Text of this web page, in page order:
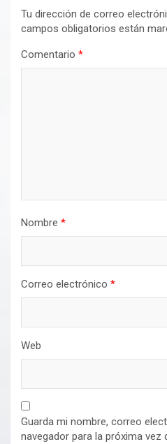
Tu dirección de correo
campos obligatorios están
Comentario *
Nombre *
Correo electrónico *
Web
Guarda mi nombre, correo
navegador para la próxima vez